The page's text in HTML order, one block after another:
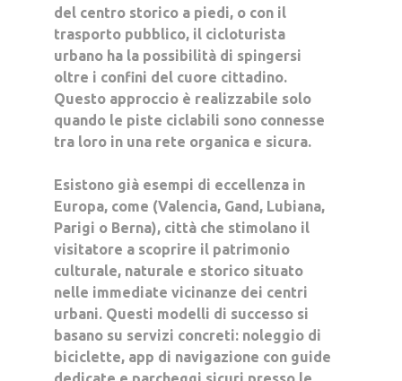
del centro storico a piedi, o con il
trasporto pubblico, il cicloturista
urbano ha la possibilità di spingersi
oltre i confini del cuore cittadino.
Questo approccio è realizzabile solo
quando le piste ciclabili sono connesse
tra loro in una rete organica e sicura.
Esistono già esempi di eccellenza in
Europa, come (Valencia, Gand, Lubiana,
Parigi o Berna), città che stimolano il
visitatore a scoprire il patrimonio
culturale, naturale e storico situato
nelle immediate vicinanze dei centri
urbani. Questi modelli di successo si
basano su servizi concreti: noleggio di
biciclette, app di navigazione con guide